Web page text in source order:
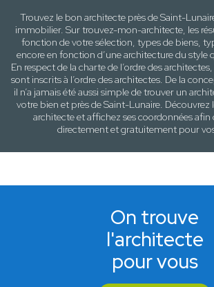
Trouvez le bon architecte près deSaint-
immobilier. Sur trouvez-mon-architecte, les
fonction de votre sélection, types de biens,
encore en fonction d’une architecturedu style
En respect de la charte de l’ordre des
sont inscrits à l’ordre des architectes. De la
il n’a jamais été aussi simple de trouver un
votre bien et près deSaint-Lunaire. Découvrez
architecte et affichez ses coordonnées afin
directement et gratuitement pour
On trouve
l'architecte
pour vous